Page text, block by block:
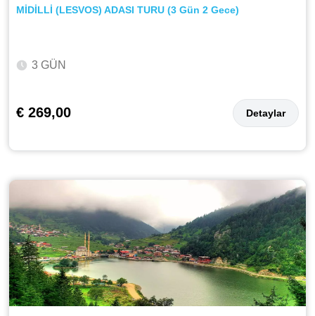
MİDİLLİ (LESVOS) ADASI TURU (3 Gün 2 Gece)
3 GÜN
€ 269,00 Detaylar